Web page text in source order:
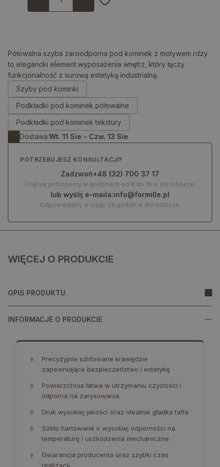
WIĘCEJ O PRODUKCIE
OPIS PRODUKTU
INFORMACJE O PRODUKCIE
✦
Precyzyjnie szlifowane krawędzie
zapewniające bezpieczeństwo i estetykę
✦
Powierzchnia łatwa w utrzymaniu czystości i
odporna na zarysowania
✦ Druk wysokiej jakości oraz idealnie gładka tafla
✦
Szkło hartowane o wysokiej odporności na
temperaturę i uszkodzenia mechaniczne
✦
Gwarancja producenta oraz szybki czas
realizacji
0.00zł
Półowalna szyba żaroodporna pod kominek z motywem rdzy
to elegancki element wyposażenia wnętrz, który łączy
funkcjonalność z surową estetyką industrialną.
Szyby pod kominki
Podkładki pod kominek półowalne
Podkładki pod kominek tekstury
Dostawa:Wt. 11 Sie - Czw. 13 Sie
POTRZEBUJESZ KONSULTACJI?
Zadzwoń+48 (32) 700 37 17
Chętnie pomożemy w godzinach od 8 do 16 w dni robocze.
lub wyślij e-maila:info@formille.pl
Odpowiadamy w ciagu 24 godzin w dni robocze.